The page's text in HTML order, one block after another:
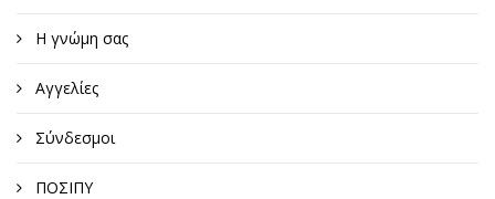
Η γνώμη σας
Αγγελίες
Σύνδεσμοι
ΠΟΣΙΠΥ